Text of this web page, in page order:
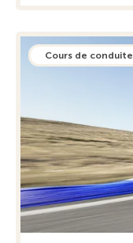
Cours de conduite